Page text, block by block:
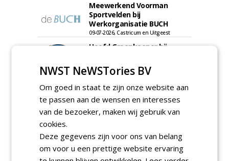
Meewerkend Voorman
Sportvelden bij
Werkorganisatie BUCH
09-07-2026, Castricum en Uitgeest
Hoofd Greenkeeper bij
Proefveldmedewerker/
Chauffeur
landbouwmachines bij DSV
zaden Nederland B.V.
06-08-2026, Ven-Zelderheide
Kasmedewerker (fulltime) bij
DSV zaden Nederland B.V.
06-08-2026, Ven-Zelderheide
NWST NeWSTories BV
Om goed in staat te zijn onze website aan
te passen aan de wensen en interesses
van de bezoeker, maken wij gebruik van
cookies.
Deze gegevens zijn voor ons van belang
om voor u een prettige website ervaring